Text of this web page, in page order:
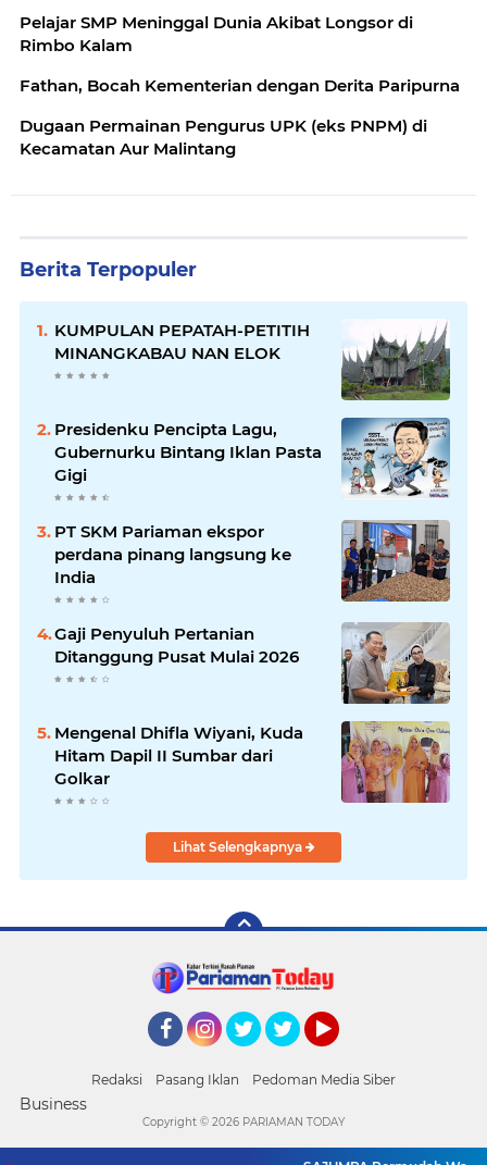
Pelajar SMP Meninggal Dunia Akibat Longsor di
Rimbo Kalam
Fathan, Bocah Kementerian dengan Derita Paripurna
Dugaan Permainan Pengurus UPK (eks PNPM) di
Kecamatan Aur Malintang
Berita Terpopuler
KUMPULAN PEPATAH-PETITIH
MINANGKABAU NAN ELOK
Presidenku Pencipta Lagu,
Gubernurku Bintang Iklan Pasta
Gigi
PT SKM Pariaman ekspor
perdana pinang langsung ke
India
Gaji Penyuluh Pertanian
Ditanggung Pusat Mulai 2026
Mengenal Dhifla Wiyani, Kuda
Hitam Dapil II Sumbar dari
Golkar
Lihat Selengkapnya
Redaksi Pasang Iklan Pedoman Media Siber
Business
Copyright © 2026 PARIAMAN TODAY